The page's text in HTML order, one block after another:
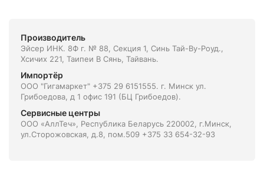
Производитель
Эйсер ИНК. 8Ф г. № 88, Секция 1, Синь Тай-Ву-Роуд.,
Хсичих 221, Таипеи В Сянь, Тайвань.
Импортёр
ООО "Гигамаркет" +375 29 6151555. г. Минск ул.
Грибоедова, д 1 офис 191 (БЦ Грибоедов).
Сервисные центры
ООО «АллТеч», Республика Беларусь 220002, г.Минск,
ул.Сторожовская, д.8, пом.509 +375 33 654-32-93